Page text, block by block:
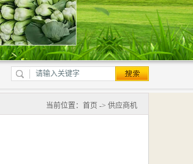
当前位置： 首页 -> 供应商机